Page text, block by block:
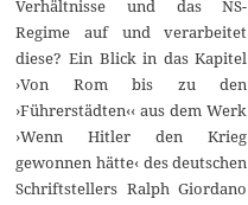
Verhältnisse und das NS-
Regime auf und verarbeitet
diese? Ein Blick in das Kapitel
›Von Rom bis zu den
›Führerstädten‹‹ aus dem Werk
›Wenn Hitler den Krieg
gewonnen hätte‹ des deutschen
Schriftstellers Ralph Giordano